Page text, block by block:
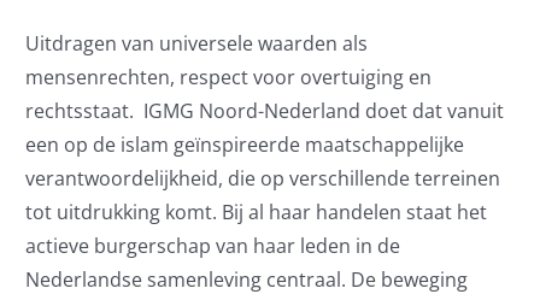
Uitdragen van universele waarden als
mensenrechten, respect voor overtuiging en
rechtsstaat. IGMG Noord-Nederland doet dat vanuit
een op de islam geïnspireerde maatschappelijke
verantwoordelijkheid, die op verschillende terreinen
tot uitdrukking komt. Bij al haar handelen staat het
actieve burgerschap van haar leden in de
Nederlandse samenleving centraal. De beweging